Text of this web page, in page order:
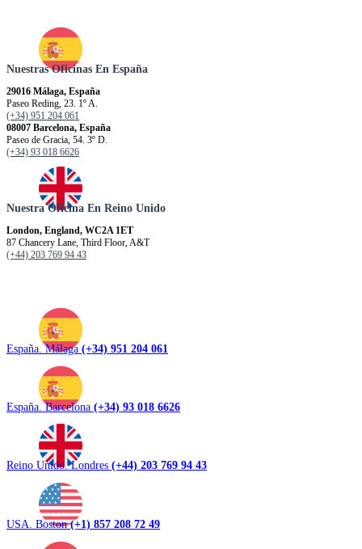
Nuestras Oficinas En España
29016 Málaga, España
Paseo Reding, 23. 1º A.
(+34) 951 204 061
08007 Barcelona, España
Paseo de Gracia, 54. 3º D.
(+34) 93 018 6626
Nuestra Oficina En Reino Unido
London, England, WC2A 1ET
87 Chancery Lane, Third Floor, A&T
(+44) 203 769 94 43
España. Málaga (+34) 951 204 061
España. Barcelona (+34) 93 018 6626
Reino Unido. Londres (+44) 203 769 94 43
USA. Boston(+1) 857 208 72 49